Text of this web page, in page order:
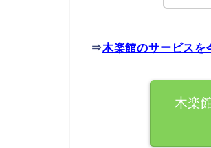
⇒木楽館のサービスを
木楽